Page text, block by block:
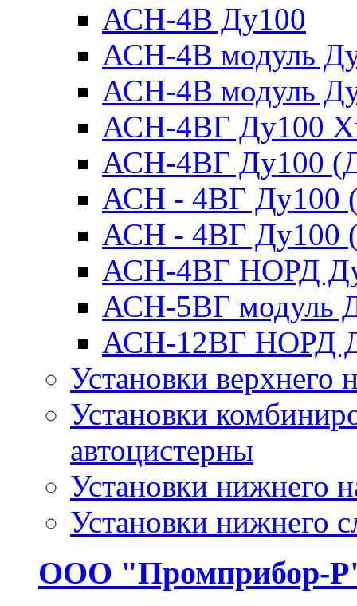
АСН-4В Ду100
АСН-4В модуль
АСН-4В модуль
АСН-4ВГ Ду100
АСН-4ВГ Ду100
АСН - 4ВГ Ду100
АСН - 4ВГ Ду100
АСН-4ВГ НОРД
АСН-5ВГ модуль
АСН-12ВГ НОРД
Установки верхнего
Установки
автоцистерны
Установки нижнего
Установки нижнего
ООО "Промприбор-